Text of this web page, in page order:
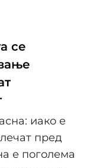
се
иако е
пред
е поголема